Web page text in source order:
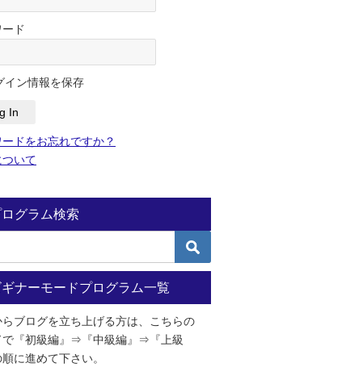
ド
イン情報を保存
ドをお忘れですか？
いて
グラム検索
ナーモードプログラム一覧
らブログを立ち上げる方は、こちらの
で『初級編』⇒『中級編』⇒『上級
に進めて下さい。